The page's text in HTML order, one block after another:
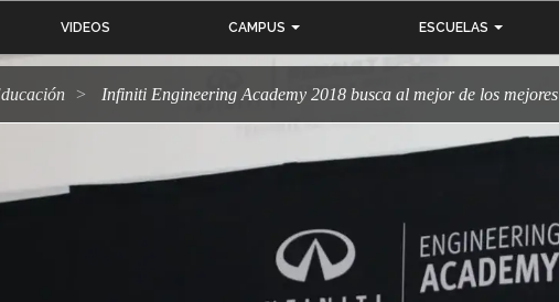
VIDEOS CAMPUS ESCUELAS
Educación Infiniti Engineering Academy 2018 busca al mejor de los mejores